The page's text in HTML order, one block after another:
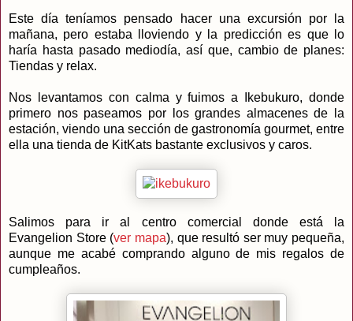
Este día teníamos pensado hacer una excursión por la
mañana, pero estaba lloviendo y la predicción es que lo
haría hasta pasado mediodía, así que, cambio de planes:
Tiendas y relax.
Nos levantamos con calma y fuimos a Ikebukuro, donde
primero nos paseamos por los grandes almacenes de la
estación, viendo una sección de gastronomía gourmet, entre
ella una tienda de KitKats bastante exclusivos y caros.
Salimos para ir al centro comercial donde está la
Evangelion Store (ver mapa), que resultó ser muy pequeña,
aunque me acabé comprando alguno de mis regalos de
cumpleaños.